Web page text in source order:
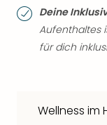
Deine
Aufenthaltes
für dich
Wellness im